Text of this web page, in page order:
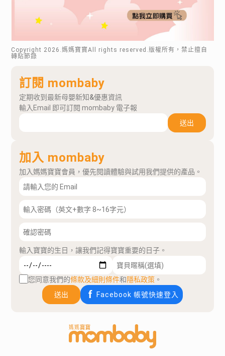
Copyright 2026 .媽媽寶寶All rights reserved.版權所有，禁止擅自
轉貼節錄
訂閱 mombaby
定期收到最新母嬰新知&優惠資訊
輸入Email 即可訂閱 mombaby 電子報
送出
加入 mombaby
加入媽媽寶寶會員，優先閱讀體驗與試用我們提供的產品。
輸入寶寶的生日，讓我們記得寶寶重要的日子。
您同意我們的條款及細則條件和隱私政策 。
送出
Facebook 帳號快速登入